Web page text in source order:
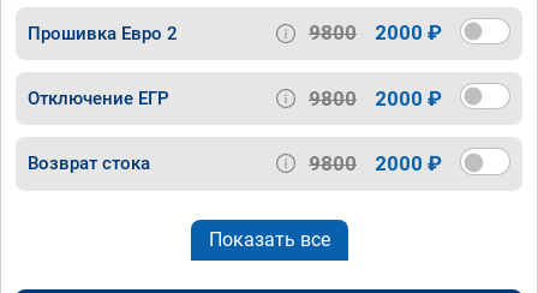
Прошивка Евро 2 9800 2000 ₽
Отключение ЕГР 9800 2000 ₽
Возврат стока 9800 2000 ₽
Показать все